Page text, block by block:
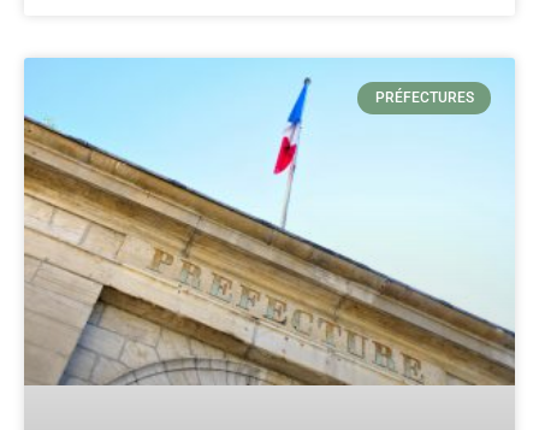
PRÉFECTURES